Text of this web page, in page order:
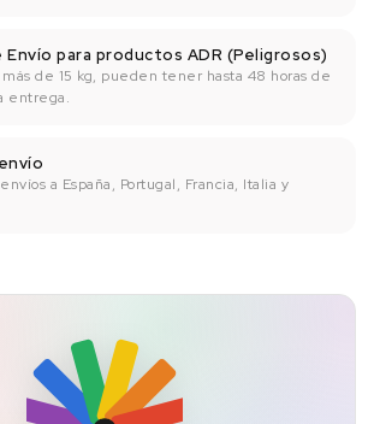
Envío para productos ADR (Peligrosos)
más de 15 kg, pueden tener hasta 48 horas de
entrega.
a España, Portugal, Francia, Italia y